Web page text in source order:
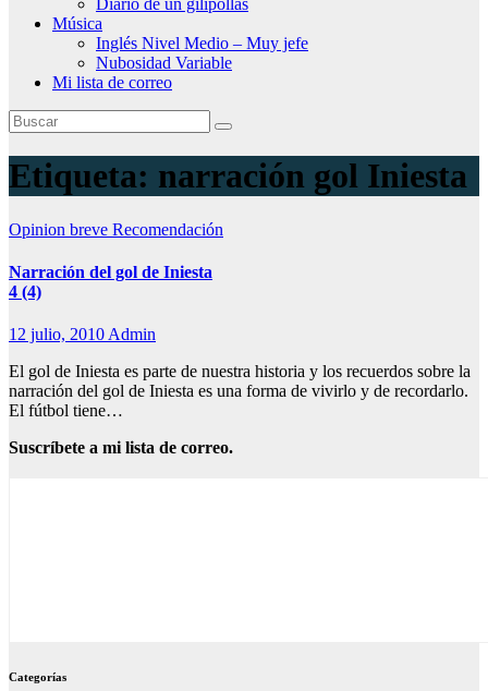
Diario de un gilipollas
Música
Inglés Nivel Medio – Muy jefe
Nubosidad Variable
Mi lista de correo
Etiqueta: narración gol Iniesta
Opinion breve Recomendación
Narración del gol de Iniesta
4 (4)
12 julio, 2010Admin
El gol de Iniesta es parte de nuestra historia y los recuerdos sobre la
narración del gol de Iniesta es una forma de vivirlo y de recordarlo.
El fútbol tiene…
Suscríbete a mi lista de correo.
Categorías